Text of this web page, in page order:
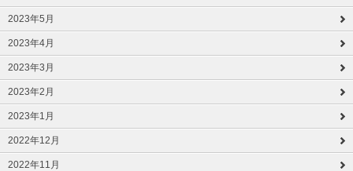
2023年5月
2023年4月
2023年3月
2023年2月
2023年1月
2022年12月
2022年11月